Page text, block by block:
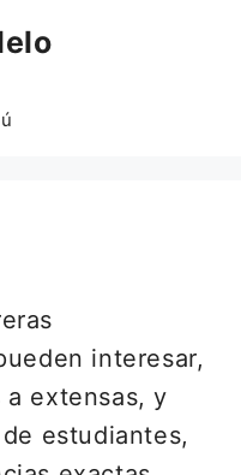
interesar,
extensas, y
estudiantes,